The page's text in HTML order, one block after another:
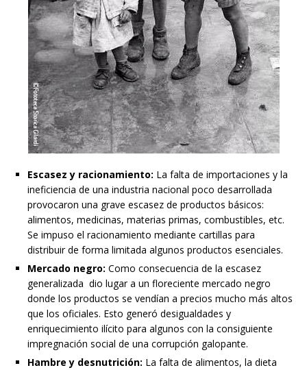
Escasez y racionamiento: La falta de importaciones y la
ineficiencia de una industria nacional poco desarrollada
provocaron una grave escasez de productos básicos:
alimentos, medicinas, materias primas, combustibles, etc.
Se impuso el racionamiento mediante cartillas para
distribuir de forma limitada algunos productos esenciales.
Mercado negro: Como consecuencia de la escasez
generalizada dio lugar a un floreciente mercado negro
donde los productos se vendían a precios mucho más altos
que los oficiales. Esto generó desigualdades y
enriquecimiento ilícito para algunos con la consiguiente
impregnación social de una corrupción galopante.
Hambre y desnutrición: La falta de alimentos, la dieta